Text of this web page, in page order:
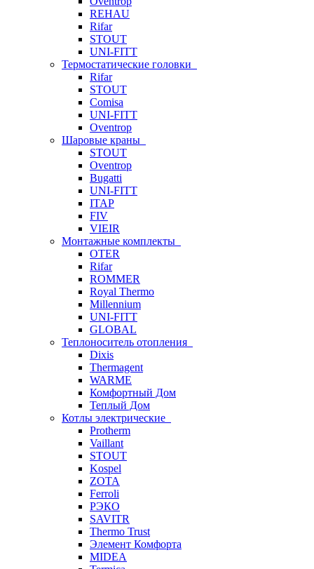
REHAU
Rifar
STOUT
UNI-FITT
Термостатические головки
Rifar
STOUT
Comisa
UNI-FITT
Oventrop
Шаровые краны
STOUT
Oventrop
Bugatti
UNI-FITT
ITAP
FIV
VIEIR
Монтажные комплекты
OTER
Rifar
ROMMER
Royal Thermo
Millennium
UNI-FITT
GLOBAL
Теплоноситель отопления
Dixis
Thermagent
WARME
Комфортный Дом
Теплый Дом
Котлы электрические
Protherm
Vaillant
STOUT
Kospel
ZOTA
Ferroli
РЭКО
SAVITR
Thermo Trust
Элемент Комфорта
MIDEA